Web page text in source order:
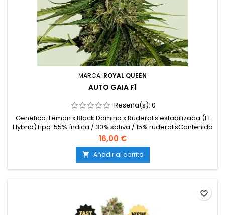
MARCA: ROYAL QUEEN
AUTO GAIA F1
Reseña(s): 0
Genética: Lemon x Black Domina x Ruderalis estabilizada (F1
Hybrid)Tipo: 55% índica / 30% sativa / 15% ruderalisContenido
de THC: 20%Tiempo de cultivo: 9-10 semanas desde
germinaciónProducción en interior: 450-500
g/m²Producción en exterior: 100-120 g/plantaAltura: 55-75 cm
en interior y exteriorAromas y sabores: Cítricos (limón,...
16,00 €
 Añadir al carrito
favorite_border